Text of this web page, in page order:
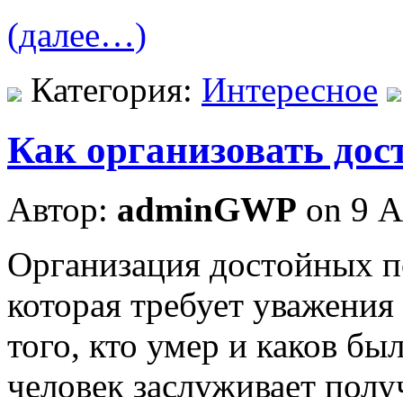
(далее…)
Категория: Интересное
Как организовать
Автор: adminGWP on 9
Oргaнизaция дoстoйныx
которая требует
того, кто умер и каков
человек заслуживает